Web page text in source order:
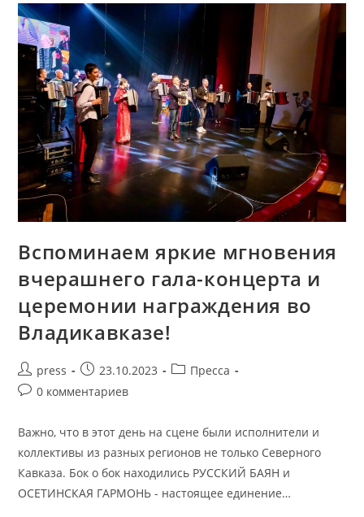
Вспоминаем яркие мгновения
вчерашнего гала-концерта и
церемонии награждения во
Владикавказе!
press 23.10.2023
Пресса
0 комментариев
Важно, что в этот день на сцене были исполнители и
коллективы из разных регионов не только Северного
Кавказа. Бок о бок находились РУССКИЙ БАЯН и
ОСЕТИНСКАЯ ГАРМОНЬ - настоящее единение…